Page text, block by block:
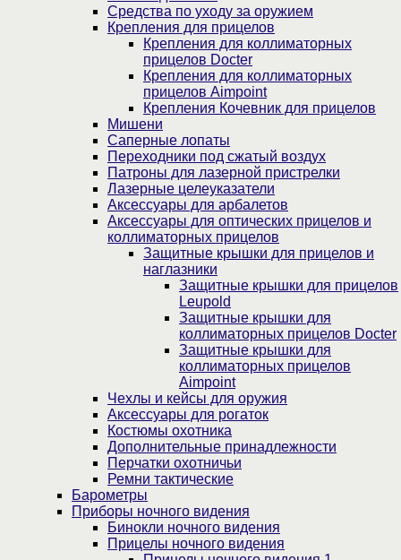
Средства по уходу за оружием
Крепления для прицелов
Крепления для коллиматорных
прицелов Docter
Крепления для коллиматорных
прицелов Aimpoint
Крепления Кочевник для прицелов
Мишени
Саперные лопаты
Переходники под сжатый воздух
Патроны для лазерной пристрелки
Лазерные целеуказатели
Аксессуары для арбалетов
Аксессуары для оптических прицелов и
коллиматорных прицелов
Защитные крышки для прицелов и
наглазники
Защитные крышки для прицелов
Leupold
Защитные крышки для
коллиматорных прицелов Docter
Защитные крышки для
коллиматорных прицелов
Aimpoint
Чехлы и кейсы для оружия
Аксессуары для рогаток
Костюмы охотника
Дополнительные принадлежности
Перчатки охотничьи
Ремни тактические
Барометры
Приборы ночного видения
Бинокли ночного видения
Прицелы ночного видения